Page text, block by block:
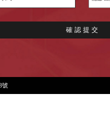
確 認 提 交
號